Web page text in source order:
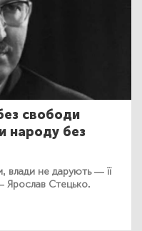
свободи
народу без
влади не дарують — її
Ярослав Стецько.